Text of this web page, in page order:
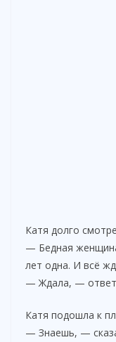
Катя долго
— Бедная
лет одна. И всё
— Ждала, —
Катя подошла к
— Знаешь, —